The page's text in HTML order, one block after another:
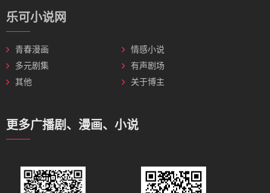
乐可小说网
青春漫画
情感小说
多元剧集
有声剧场
其他
关于博主
更多广播剧、漫画、小说